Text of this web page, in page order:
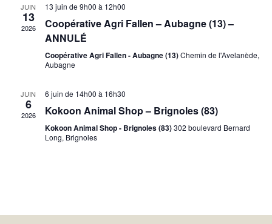
JUIN
13
2026
13 juin de 9h00 à 12h00
Coopérative Agri Fallen – Aubagne (13) –
ANNULÉ
Coopérative Agri Fallen - Aubagne (13)Chemin de l'Avelanède,
Aubagne
JUIN
6
2026
6 juin de 14h00 à 16h30
Kokoon Animal Shop – Brignoles (83)
Kokoon Animal Shop - Brignoles (83)302 boulevard Bernard
Long, Brignoles